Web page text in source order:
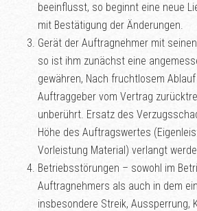
beeinflusst, so beginnt eine neue
mit Bestätigung der Änderungen.
Gerät der Auftragnehmer mit
so ist ihm zunächst eine
gewähren, Nach fruchtlosem
Auftraggeber vom Vertrag
unberührt. Ersatz des
Höhe des Auftragswertes
Vorleistung Material) verlangt
Betriebsstörungen – sowohl im
Auftragnehmers als auch in dem
insbesondere Streik, Aussperrung,